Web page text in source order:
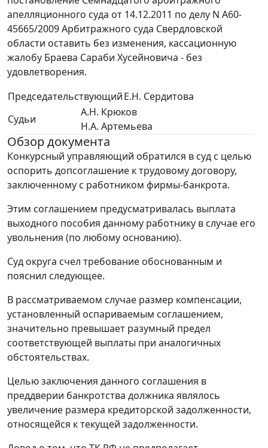
апелляционного суда от 14.12.2011 по делу N А60-
45665/2009 Арбитражного суда Свердловской
области оставить без изменения, кассационную
жалобу Браева Сараби Хусейновича - без
удовлетворения.
ПредседательствующийЕ.Н. Сердитова
Судьи
А.Н. Крюков
Н.А. Артемьева
Обзор документа
Конкурсный управляющий обратился в суд с целью
оспорить допсоглашение к трудовому договору,
заключенному с работником фирмы-банкрота.
Этим соглашением предусматривалась выплата
выходного пособия данному работнику в случае его
увольнения (по любому основанию).
Суд округа счел требование обоснованным и
пояснил следующее.
В рассматриваемом случае размер компенсации,
установленный оспариваемым соглашением,
значительно превышает разумный предел
соответствующей выплаты при аналогичных
обстоятельствах.
Целью заключения данного соглашения в
преддверии банкротства должника являлось
увеличение размера кредиторской задолженности,
относящейся к текущей задолженности.